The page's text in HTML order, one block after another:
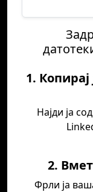
1.
Најди ја
2.
Фрли ја